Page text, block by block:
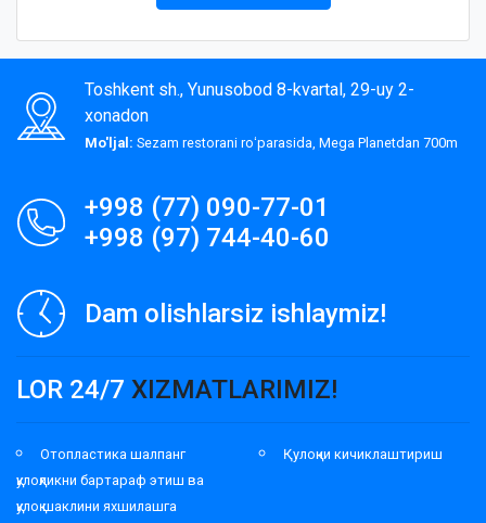
Toshkent sh., Yunusobod 8-kvartal, 29-uy 2-
xonadon
Mo'ljal: Sezam restorani roʻparasida, Mega Planetdan 700m
+998 (77) 090-77-01
+998 (97) 744-40-60
Dam olishlarsiz ishlaymiz!
LOR 24/7 XIZMATLARIMIZ!
Отопластика шалпанг
қулоқликни бартараф этиш ва
қулоқ шаклини яхшилашга
Қулоқни кичиклаштириш